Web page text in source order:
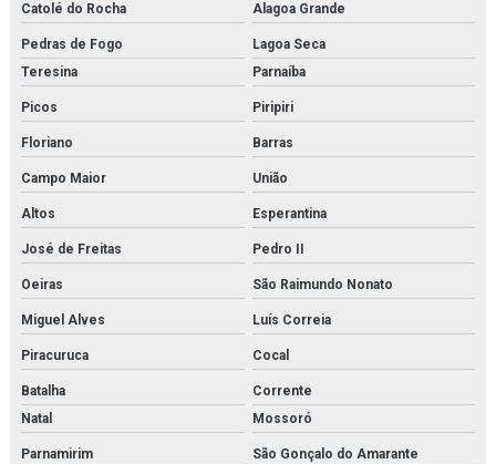
Catolé do Rocha Alagoa Grande
Pedras de Fogo
Lagoa Seca
Teresina
Parnaíba
Picos Piripiri
Floriano Barras
Campo Maior União
Altos Esperantina
José de Freitas Pedro II
Oeiras São Raimundo Nonato
Miguel Alves Luís Correia
Piracuruca Cocal
Batalha
Corrente
Natal
Mossoró
Parnamirim São Gonçalo do Amarante